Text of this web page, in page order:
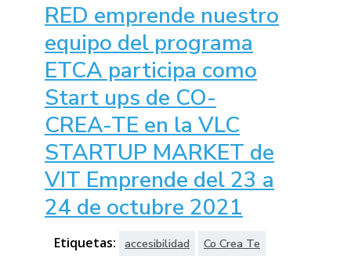
RED emprende nuestro
equipo del programa
ETCA participa como
Start ups de CO-
CREA-TE en la VLC
STARTUP MARKET de
VIT Emprende del 23 a
24 de octubre 2021
Etiquetas: accesibilidad Co Crea Te